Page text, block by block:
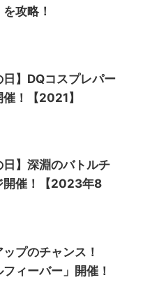
攻略！
日】DQコスプレパー
！【2021】
日】深淵のバトルチ
開催！【2023年8
プのチャンス！
フィーバー」開催！